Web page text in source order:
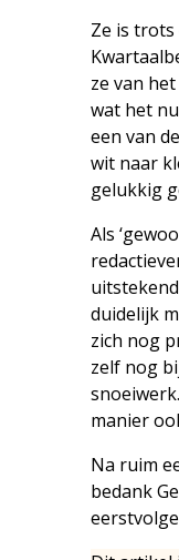
Ze is
ze van
wat het
een van
wit naar
gelukkig
Als
duidelijk
zich nog
zelf nog
manier
Na ruim
bedank